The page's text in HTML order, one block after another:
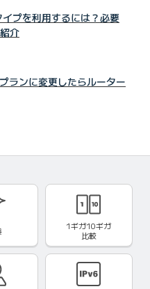
プを利用するには？必要
介
ランに変更したらルーター
1ギガ10ギガ
比較